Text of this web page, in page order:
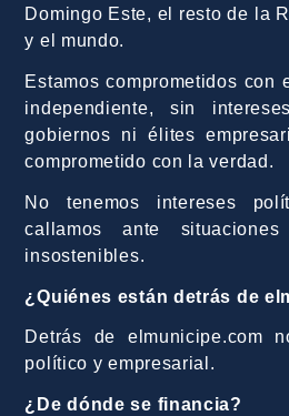
Domingo Este, el resto de la
y el mundo.
Estamos comprometidos con
independiente, sin
gobiernos ni élites
comprometido con la verdad.
No tenemos intereses
callamos ante
insostenibles.
¿Quiénes están detrás de
Detrás de elmunicipe.com
político y empresarial.
¿De dónde se financia?